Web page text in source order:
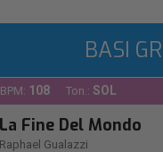
BASI
BPM: 108 Ton.: SOL
La Fine Del Mondo
Raphael Gualazzi